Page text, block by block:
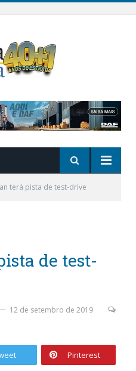
terá pista de test-drive
de test-
12 de setembro de 2019
Pinterest